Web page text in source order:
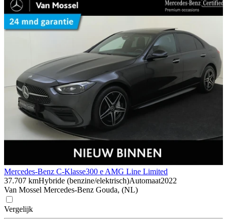
Mercedes-Benz C-Klasse300 e AMG Line Limited
37.707 kmHybride (benzine/elektrisch)Automaat2022
Van Mossel Mercedes-Benz Gouda, (NL)
Vergelijk